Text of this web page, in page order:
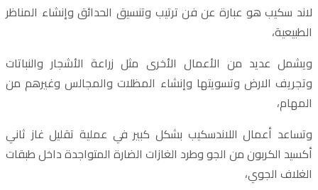
لاند سكيب هو عبارة عن فن ترتيب وتنسيق الحدائق وإنشاء المناظر
الطبيعية،
ويشمل عديد من الأعمال الأخرى مثل زراعة الأشجار والنباتات
وتجريف الارض وتسويتها وإنشاء المظلات والمجالس وغيرهم من
المهام،
وتساعد أعمال اللاندسكيب بشكل كبير في عملية تقليل غاز ثاني
أكسيد الكربون من الجو وطرد الغازات الضارة المتواجدة داخل طبقات
الغلاف الجوي،